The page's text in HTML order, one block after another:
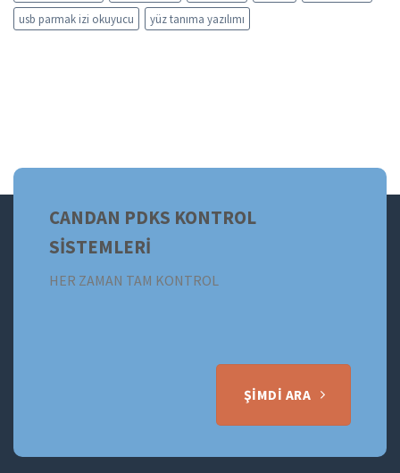
usb parmak izi okuyucu
yüz tanıma yazılımı
CANDAN PDKS KONTROL
SİSTEMLERİ
HER ZAMAN TAM KONTROL
ŞIMDI ARA